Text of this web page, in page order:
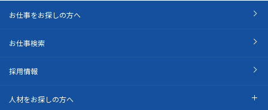
お仕事をお探しの方へ
お仕事検索
採用情報
人材をお探しの方へ